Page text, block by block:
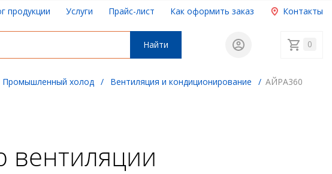
продукции Услуги Прайс-лист Как оформить заказ Контакты
0
Найти
Промышленный холод / Вентиляция и кондиционирование / АЙРА360
вентиляции